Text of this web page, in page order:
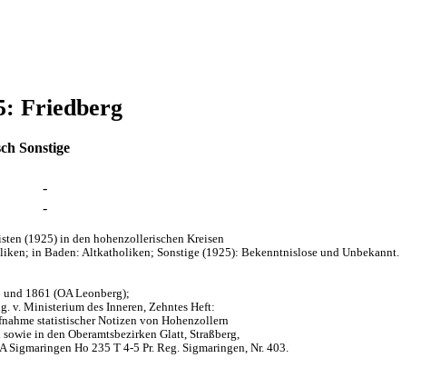
Friedberg
Sonstige
-
-
(1925) in den hohenzollerischen Kreisen
in Baden: Altkatholiken; Sonstige (1925): Bekenntnislose und Unbekannt.
1861 (OA Leonberg);
v. Ministerium des Inneren, Zehntes Heft:
statistischer Notizen von Hohenzollern
in den Oberamtsbezirken Glatt, Straßberg,
Ho 235 T 4-5 Pr. Reg. Sigmaringen, Nr. 403.